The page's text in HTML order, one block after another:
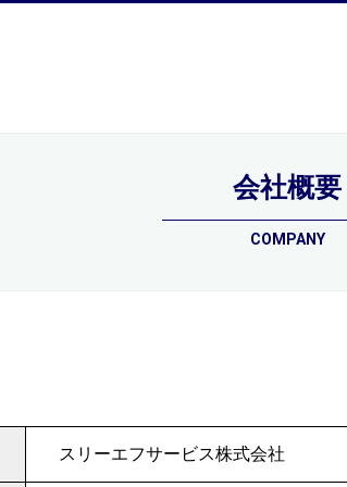
お客様の声
会社概要
COMPANY
スリーエフサービス株式会社